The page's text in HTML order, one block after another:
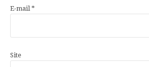
E-mail*
Site